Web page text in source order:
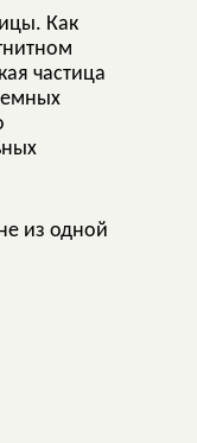
Как
частица
из одной